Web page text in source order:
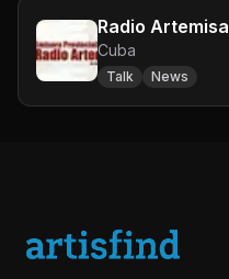
Radio Artemisa
Cuba
Talk News